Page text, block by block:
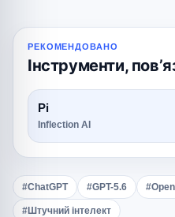
РЕКОМЕНДОВАНО
Інструменти,
Pi
Inflection AI
#ChatGPT #GPT-5.6
#Штучний інтелект